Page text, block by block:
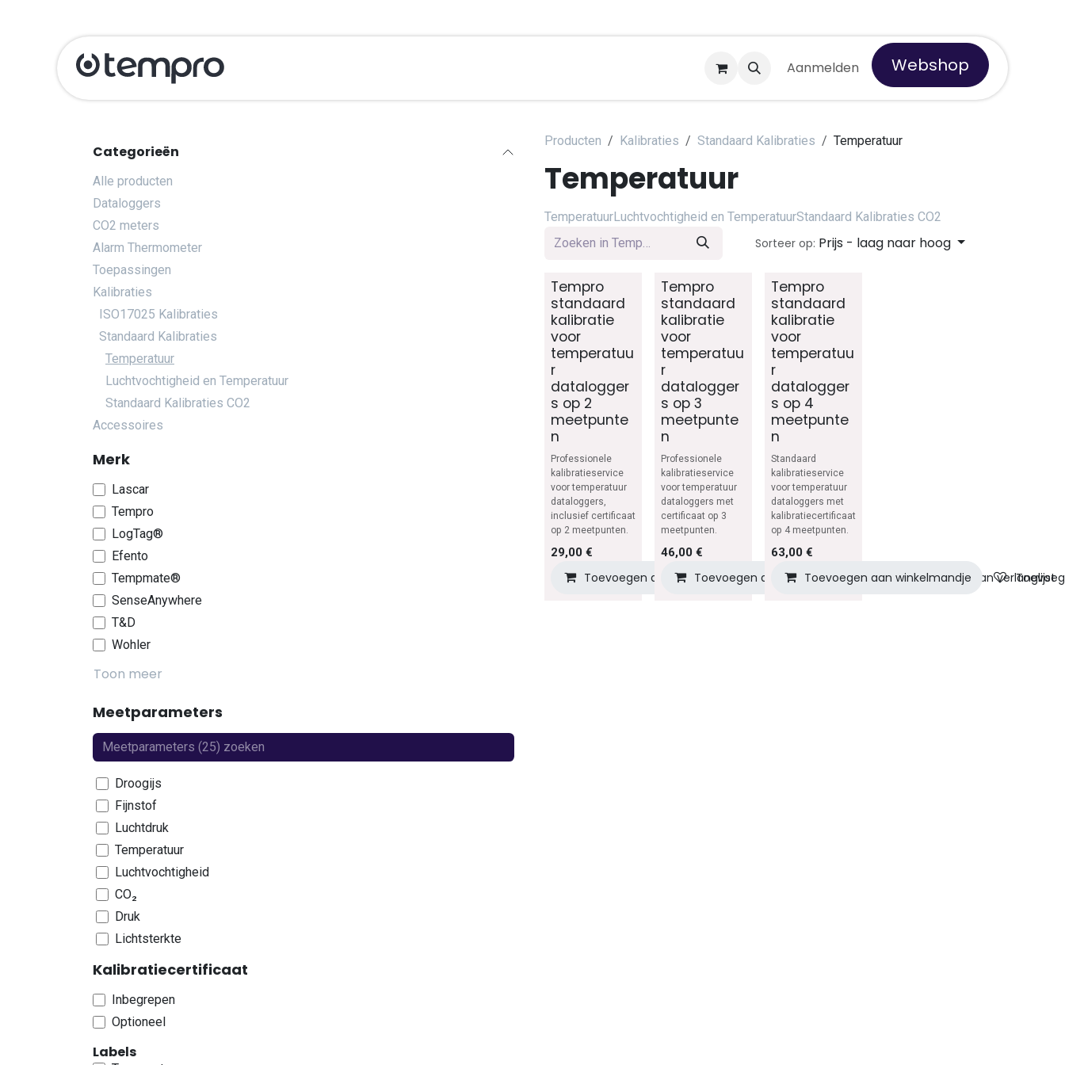
Overslaan naar inhoud
Over Tempro Aanmelden Webshop
Categorieën
Alle producten
Dataloggers
CO2 meters
Alarm Thermometer
Toepassingen
Kalibraties
ISO17025 Kalibraties
Standaard Kalibraties
Temperatuur
Luchtvochtigheid en Temperatuur
Standaard Kalibraties CO2
Accessoires
Merk
Lascar
Tempro
LogTag®
Efento
Tempmate®
SenseAnywhere
T&D
Wohler
Toon meer
Meetparameters
Droogijs
Fijnstof
Luchtdruk
Temperatuur
Luchtvochtigheid
CO₂
Druk
Lichtsterkte
Verschildruk
Waterlek
Schokken
Spanning
Kalibratiecertificaat
Inbegrepen
Optioneel
Labels
Producten Kalibraties Standaard Kalibraties Temperatuur
Temperatuur
TemperatuurLuchtvochtigheid en TemperatuurStandaard Kalibraties CO2
Sorteer op: Prijs - laag naar hoog
Tempro
standaard
kalibratie
voor
temperatuu
r
datalogger
s op 2
meetpunte
n
Professionele
kalibratieservice
voor temperatuur
dataloggers,
inclusief certificaat
op 2 meetpunten.
29,00 €
Toevoegen aan winkelmandje Toevoegen aan verlanglijst
Tempro
standaard
kalibratie
voor
temperatuu
r
datalogger
s op 3
meetpunte
n
Professionele
kalibratieservice
voor temperatuur
dataloggers met
certificaat op 3
meetpunten.
46,00€
Toevoegen aan winkelmandje Toevoegen aan verlanglijst
Tempro
standaard
kalibratie
voor
temperatuu
r
datalogger
s op 4
meetpunte
n
Standaard
kalibratieservice
voor temperatuur
dataloggers met
kalibratiecertificaat
op 4 meetpunten.
63,00€
Toevoegen aan winkelmandje